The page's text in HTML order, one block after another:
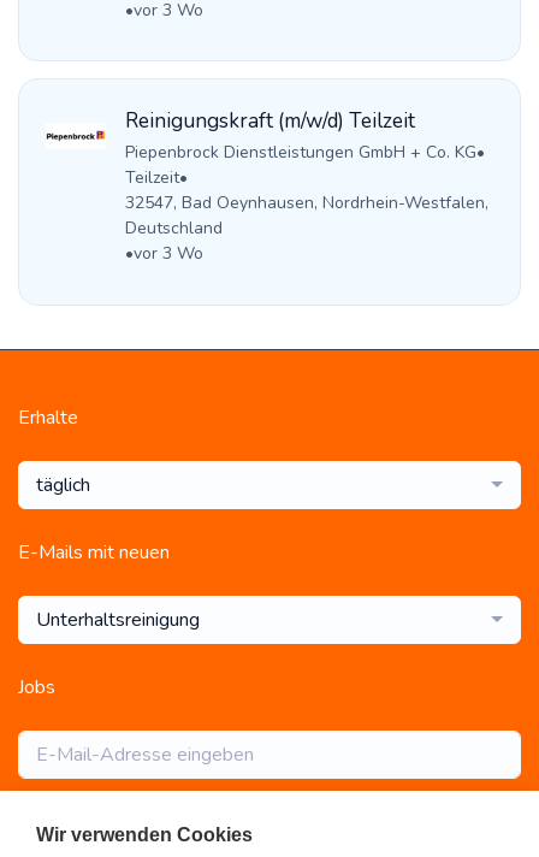
•vor 3 Wo
Reinigungskraft (m/w/d) Teilzeit
Piepenbrock Dienstleistungen GmbH + Co. KG•
Teilzeit•
32547, Bad Oeynhausen, Nordrhein-Westfalen,
Deutschland
•vor 3 Wo
Erhalte
täglich
E-Mails mit neuen
Unterhaltsreinigung
Jobs
Abonnieren
Wir verwenden Cookies